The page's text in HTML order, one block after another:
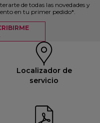
de todas las novedades y
en tu primer pedido*.
Localizador de
servicio